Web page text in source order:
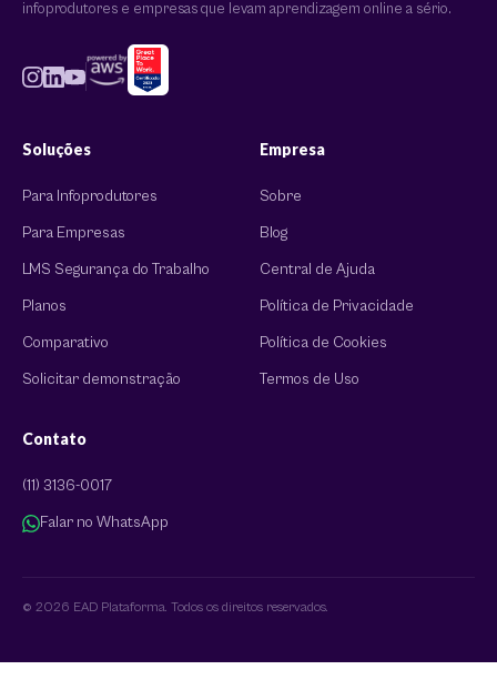
infoprodutores e empresas que levam aprendizagem online a sério.
Soluções
Para Infoprodutores
Para Empresas
LMS Segurança do Trabalho
Planos
Comparativo
Solicitar demonstração
Empresa
Sobre
Blog
Central de Ajuda
Política de Privacidade
Política de Cookies
Termos de Uso
Contato
(11) 3136-0017
Falar no WhatsApp
© 2026 EAD Plataforma. Todos os direitos reservados.